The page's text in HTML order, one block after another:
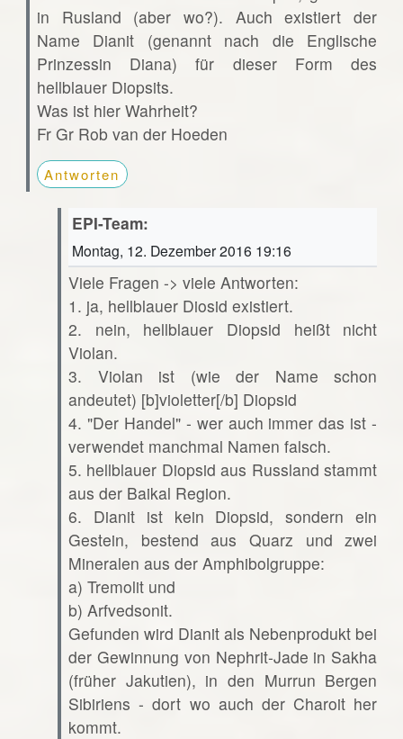
in Rusland (aber wo?). Auch existiert der
Name Dianit (genannt nach die Englische
Prinzessin Diana) für dieser Form des
hellblauer Diopsits.
Was ist hier Wahrheit?
Fr Gr Rob van der Hoeden
Antworten
EPI-Team:
Montag, 12. Dezember 2016 19:16
Viele Fragen -> viele Antworten:
1. ja, hellblauer Diosid existiert.
2. nein, hellblauer Diopsid heißt nicht
Violan.
3. Violan ist (wie der Name schon
andeutet) [b]violetter[/b] Diopsid
4. "Der Handel" - wer auch immer das ist -
verwendet manchmal Namen falsch.
5. hellblauer Diopsid aus Russland stammt
aus der Baikal Region.
6. Dianit ist kein Diopsid, sondern ein
Gestein, bestend aus Quarz und zwei
Mineralen aus der Amphibolgruppe:
a) Tremolit und
b) Arfvedsonit.
Gefunden wird Dianit als Nebenprodukt bei
der Gewinnung von Nephrit-Jade in Sakha
(früher Jakutien), in den Murrun Bergen
Sibiriens - dort wo auch der Charoit her
kommt.